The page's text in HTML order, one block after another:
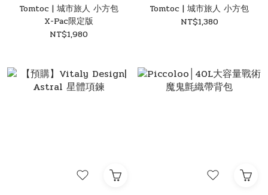
Tomtoc | 城市旅人 小方包
X-Pac限定版
NT$1,980
Tomtoc | 城市旅人 小方包
NT$1,380